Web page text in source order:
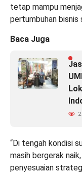
tetap mampu
pertumbuhan bisnis
Baca Juga
“Di tengah kondisi
masih bergerak
penyesuaian